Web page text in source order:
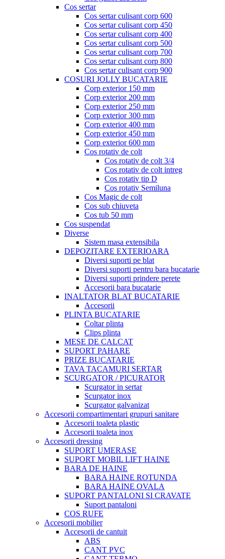
Cos sertar
Cos sertar culisant corp 600
Cos sertar culisant corp 450
Cos sertar culisant corp 400
Cos sertar culisant corp 500
Cos sertar culisant corp 700
Cos sertar culisant corp 800
Cos sertar culisant corp 900
COSURI JOLLY BUCATARIE
Corp exterior 150 mm
Corp exterior 200 mm
Corp exterior 250 mm
Corp exterior 300 mm
Corp exterior 400 mm
Corp exterior 450 mm
Corp exterior 600 mm
Cos rotativ de colt
Cos rotativ de colt 3/4
Cos rotativ de colt intreg
Cos rotativ tip D
Cos rotativ Semiluna
Cos Magic de colt
Cos sub chiuveta
Cos tub 50 mm
Cos suspendat
Diverse
Sistem masa extensibila
DEPOZITARE EXTERIOARA
Diversi suporti pe blat
Diversi suporti pentru bara bucatarie
Diversi suporti prindere perete
Accesorii bara bucatarie
INALTATOR BLAT BUCATARIE
Accesorii
PLINTA BUCATARIE
Coltar plinta
Clips plinta
MESE DE CALCAT
SUPORT PAHARE
PRIZE BUCATARIE
TAVA TACAMURI SERTAR
SCURGATOR / PICURATOR
Scurgator in sertar
Scurgator inox
Scurgator galvanizat
Accesorii compartimentari grupuri sanitare
Accesorii toaleta plastic
Accesorii toaleta inox
Accesorii dressing
SUPORT UMERASE
SUPORT MOBIL LIFT HAINE
BARA DE HAINE
BARA HAINE ROTUNDA
BARA HAINE OVALA
SUPORT PANTALONI SI CRAVATE
Suport pantaloni
COS RUFE
Accesorii mobilier
Accesorii de cantuit
ABS
CANT PVC